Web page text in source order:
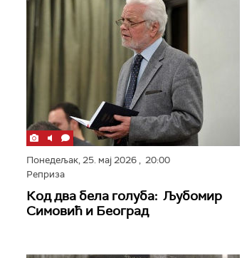
Понедељак,25. мај 2026, 20:00
Реприза
Код два бела голуба: Љубомир
Симовић и Београд